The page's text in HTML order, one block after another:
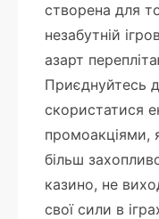
створена для
незабутній
азарт
Приєднуйтесь
скористатися
промоакціями,
більш
казино, не
свої сили в